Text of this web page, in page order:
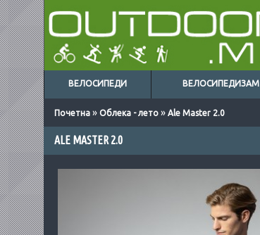
ВЕЛОСИПЕДИ ВЕЛОСИПЕДИЗАМ
Почетна » Облека - лето » Ale Master 2.0
ALE MASTER 2.0